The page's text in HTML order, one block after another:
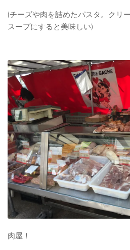
(チーズや肉を詰めたパスタ。クリ
スープにすると美味しい)
肉屋！